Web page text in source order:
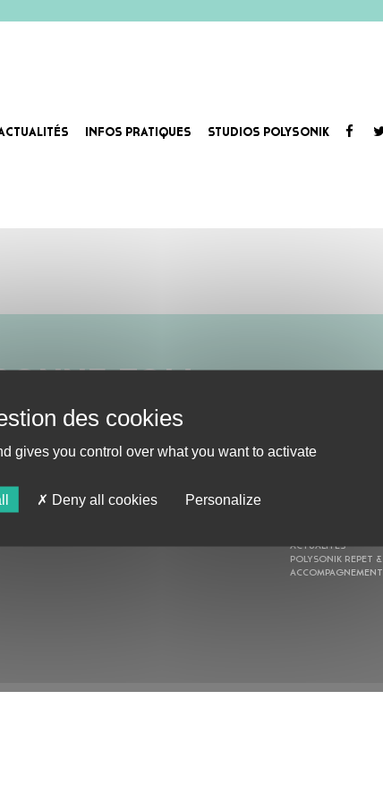
INFOS PRATIQUES STUDIOS POLYSONIK
AU PROGRAMME
ACTUALITÉS
POLYSONIK REPET &
ACCOMPAGNEMENT
gives you control over what you want to activate
Deny all cookies Personalize